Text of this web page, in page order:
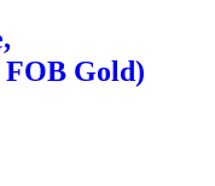
FOB Gold)